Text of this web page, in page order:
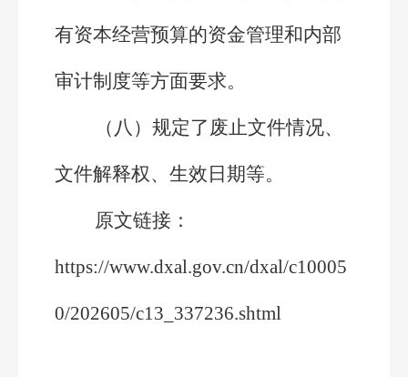
有资本经营预算的资金管理和内部
审计制度等方面要求。
（八）规定了废止文件情况、
文件解释权、生效日期等。
原文链接：
https://www.dxal.gov.cn/dxal/c10005
0/202605/c13_337236.shtml